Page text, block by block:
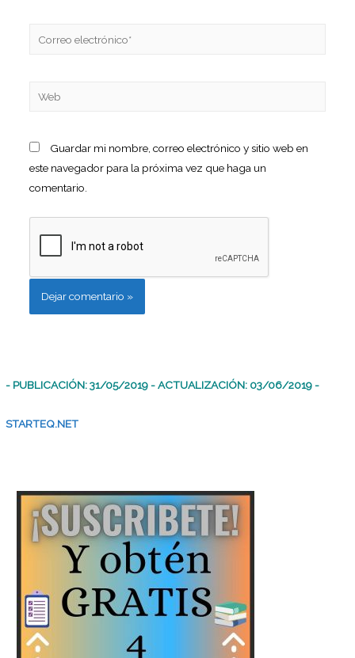
Guardar mi nombre, correo electrónico y sitio web en
este navegador para la próxima vez que haga un
comentario.
- PUBLICACIÓN: 31/05/2019 - ACTUALIZACIÓN: 03/06/2019 -
STARTEQ.NET